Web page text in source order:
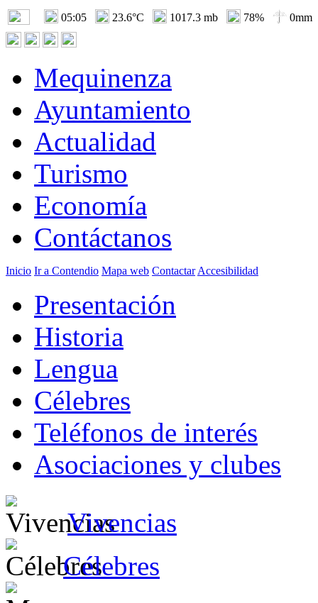
05:05 23.6°C 1017.3 mb 78% 0mm
Mequinenza
Ayuntamiento
Actualidad
Turismo
Economía
Contáctanos
Inicio Ir a Contendio Mapa web Contactar Accesibilidad
Presentación
Historia
Lengua
Célebres
Teléfonos de interés
Asociaciones y clubes
Vivencias
Célebres